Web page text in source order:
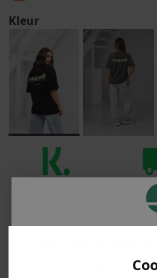
Kleur
Voor
is
korting